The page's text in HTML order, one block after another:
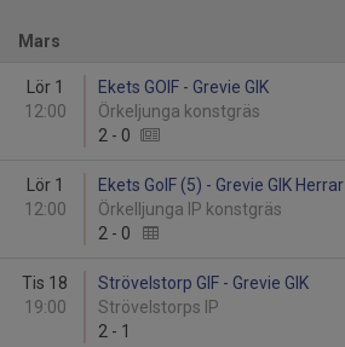
Mars
Lör 1
12:00
Ekets GOIF - Grevie GIK
Örkeljunga konstgräs
2 - 0
Lör 1
12:00
Ekets GoIF (5) - Grevie GIK Herrar
Örkelljunga IP konstgräs
2 - 0
Tis 18
19:00
Strövelstorp GIF - Grevie GIK
Strövelstorps IP
2 - 1